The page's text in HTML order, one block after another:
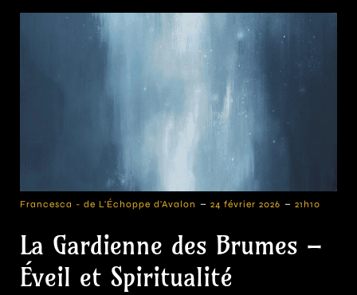
Francesca - de L'Échoppe d'Avalon - 24 février 2026 - 21h10
La Gardienne des Brumes –
Éveil et Spiritualité